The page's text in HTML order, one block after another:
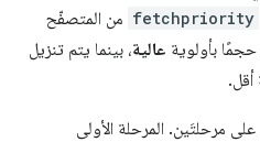
من المتصفّح
عالية، بينما يتم تنزيل
المرحلة الأولى